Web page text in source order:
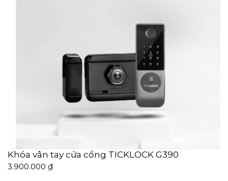
Khóa vân tay cửa cổng TICKLOCK G390
3.900.000 ₫